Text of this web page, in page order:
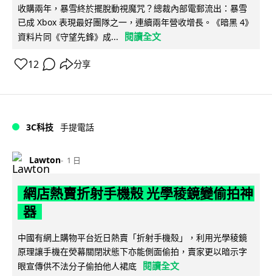
收購兩年，暴雪終於擺脫動視魔咒？總裁內部電郵流出：暴雪
已成 Xbox 表現最好團隊之一，連續兩年營收增長。《暗黑 4》
資料片同《守望先鋒》成...
閱讀全文
12 分享
3C科技 手提電話
Lawton 1 日
網店熱賣折射手機殼 光學稜鏡變偷拍神
器
中國有網上購物平台近日熱賣「折射手機殼」，利用光學稜鏡
原理讓手機在熒幕關閉狀態下亦能側面偷拍，賣家更以暗示字
眼宣傳供不法分子偷拍他人裙底 閱讀全文